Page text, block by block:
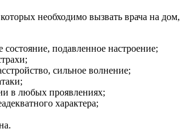
необходимо вызвать врача на дом,
состояние, подавленное настроение;
сильное волнение;
в любых проявлениях;
характера;